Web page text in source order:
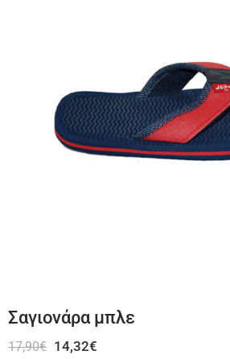
Σαγιονάρα μπλε
17,90€ 14,32€